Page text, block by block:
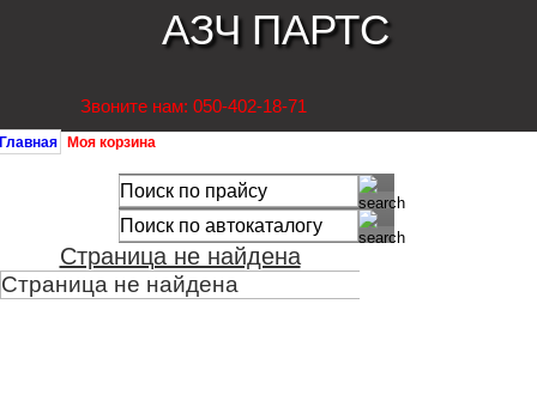
АЗЧ ПАРТС
Звоните нам: 050-402-18-71
Главная Моя корзина
Страница не найдена
Страница не найдена